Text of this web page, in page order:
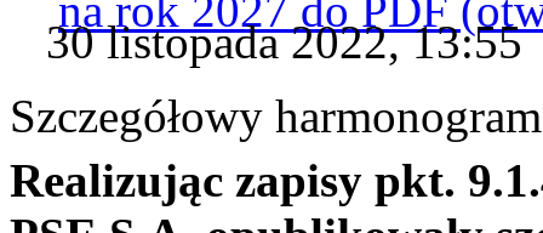
na rok 2027 do PDF
30 listopada 2022, 13:55
Szczegółowy
Realizując zapisy pkt.